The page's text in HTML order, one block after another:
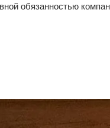
обязанностью